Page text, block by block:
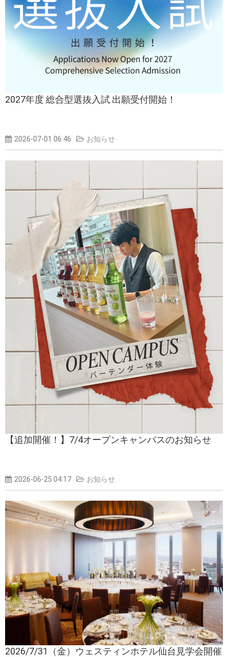
2027年度 総合型選抜入試 出願受付開始！
2026-07-01 06:46 お知らせ
【追加開催！】7/4オープンキャンパスのお知らせ
2026-06-25 04:17 お知らせ
2026/7/31（金）ウェスティンホテル仙台見学会開催